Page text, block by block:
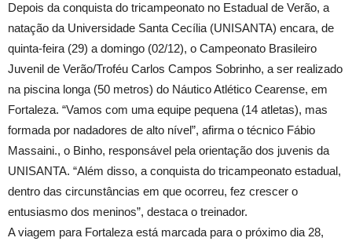
Depois da conquista do tricampeonato no Estadual de Verão, a
natação da Universidade Santa Cecília (UNISANTA) encara, de
quinta-feira (29) a domingo (02/12), o Campeonato Brasileiro
Juvenil de Verão/Troféu Carlos Campos Sobrinho, a ser realizado
na piscina longa (50 metros) do Náutico Atlético Cearense, em
Fortaleza. “Vamos com uma equipe pequena (14 atletas), mas
formada por nadadores de alto nível”, afirma o técnico Fábio
Massaini., o Binho, responsável pela orientação dos juvenis da
UNISANTA. “Além disso, a conquista do tricampeonato estadual,
dentro das circunstâncias em que ocorreu, fez crescer o
entusiasmo dos meninos”, destaca o treinador.
A viagem para Fortaleza está marcada para o próximo dia 28,